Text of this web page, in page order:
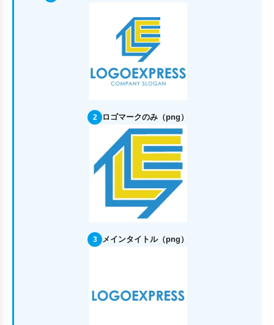
2 ロゴマークのみ（png）
3 メインタイトル（png）